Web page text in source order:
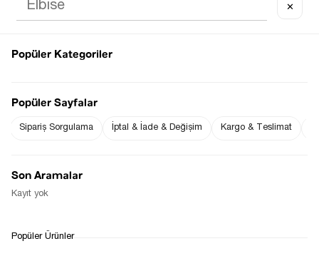
Notify me when
Notify Me When Available
RETURN AND EXCHANGE
✕
Popüler Kategoriler
Popüler Sayfalar
Sipariş Sorgulama İptal & İade & Değişim Kargo & Teslimat
Son Aramalar
Kayıt yok
Popüler Ürünler